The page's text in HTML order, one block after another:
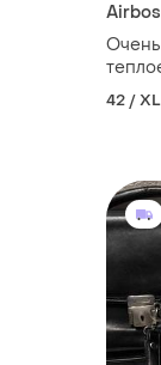
42 /